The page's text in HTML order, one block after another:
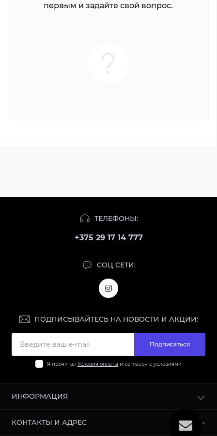
первым и задайте свой вопрос.
ТЕЛЕФОНЫ:
+375 29 17 14 777
СОЦ СЕТИ:
ПОДПИСЫВАЙТЕСЬ НА НОВОСТИ И АКЦИИ:
Подписаться
Я прочитал Условия оплаты и согласен с условиями
ИНФОРМАЦИЯ
Доставка
КОНТАКТЫ И АДРЕС